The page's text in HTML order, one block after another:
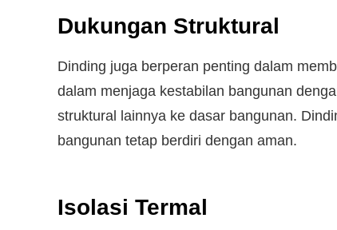
Dukungan Struktural
Dinding juga berperan penting dalam
dalam menjaga kestabilan bangunan
struktural lainnya ke dasar bangunan.
bangunan tetap berdiri dengan aman.
Isolasi Termal